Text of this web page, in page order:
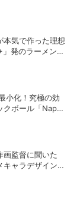
本気で作った理想
発のラーメンを
小化！究極の効
クボール「Nape
画監督に聞いた
キャラデザインの